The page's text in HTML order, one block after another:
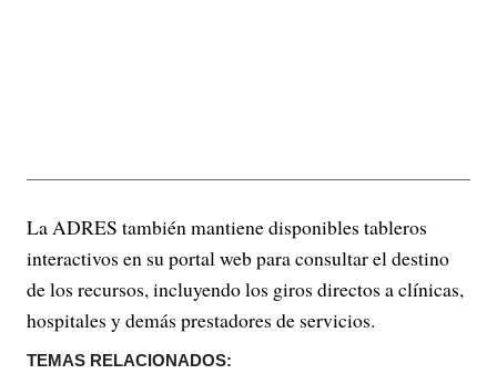
La ADRES también mantiene disponibles tableros
interactivos en su portal web para consultar el destino
de los recursos, incluyendo los giros directos a clínicas,
hospitales y demás prestadores de servicios.
TEMAS RELACIONADOS: